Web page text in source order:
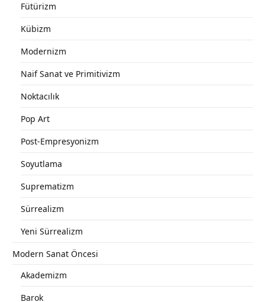
Fütürizm
Kübizm
Modernizm
Naif Sanat ve Primitivizm
Noktacılık
Pop Art
Post-Empresyonizm
Soyutlama
Suprematizm
Sürrealizm
Yeni Sürrealizm
Modern Sanat Öncesi
Akademizm
Barok